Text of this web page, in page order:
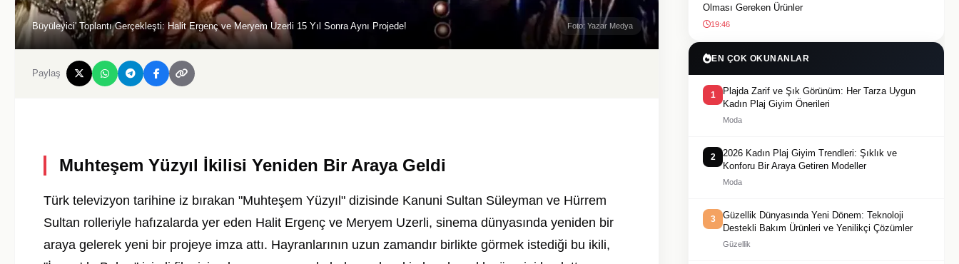
Büyüleyici' Toplantı Gerçekleşti: Halit Ergenç ve Meryem Uzerli 15 Yıl Sonra Aynı Projede! Foto: Yazar Medya
Paylaş
Muhteşem Yüzyıl İkilisi Yeniden Bir Araya Geldi
Türk televizyon tarihine iz bırakan "Muhteşem Yüzyıl" dizisinde Kanuni Sultan Süleyman ve Hürrem
Sultan rolleriyle hafızalarda yer eden Halit Ergenç ve Meryem Uzerli, sinema dünyasında yeniden bir
araya gelerek yeni bir projeye imza attı. Hayranlarının uzun zamandır birlikte görmek istediği bu ikili,
Olması Gereken Ürünler
19:46
EN ÇOK OKUNANLAR
1
Plajda Zarif ve Şık Görünüm: Her Tarza Uygun
Kadın Plaj Giyim Önerileri
Moda
2
2026 Kadın Plaj Giyim Trendleri: Şıklık ve
Konforu Bir Araya Getiren Modeller
Moda
3
Güzellik Dünyasında Yeni Dönem: Teknoloji
Destekli Bakım Ürünleri ve Yenilikçi Çözümler
Güzellik